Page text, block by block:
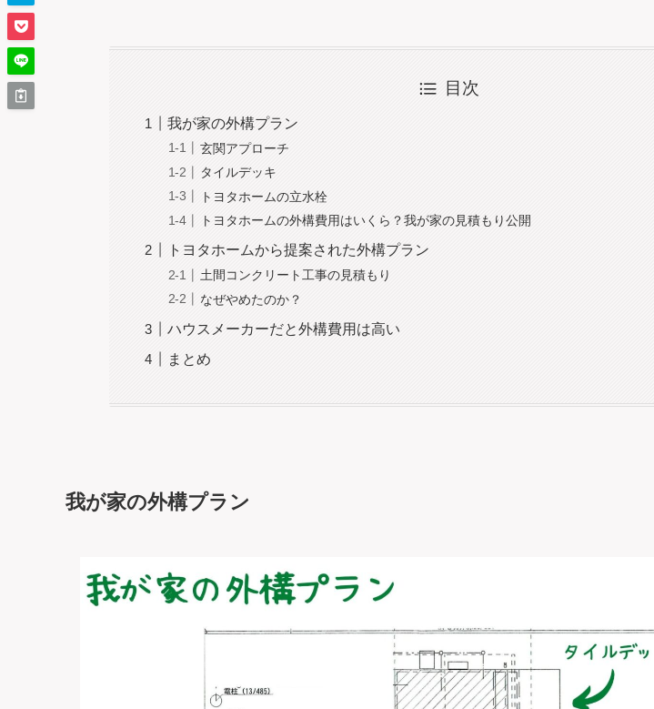
目次
我が家の外構プラン
玄関アプローチ
タイルデッキ
トヨタホームの立水栓
トヨタホームの外構費用はいくら？我が家の見積もり公開
トヨタホームから提案された外構プラン
土間コンクリート工事の見積もり
なぜやめたのか？
ハウスメーカーだと外構費用は高い
まとめ
我が家の外構プラン